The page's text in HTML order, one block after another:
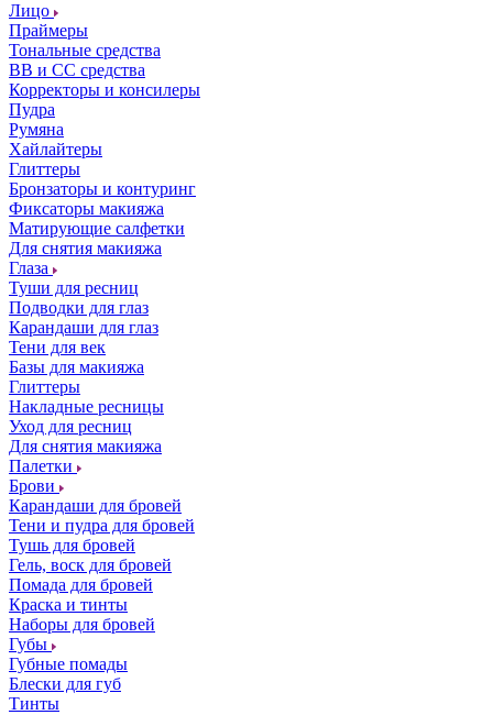
Лицо
Праймеры
Тональные средства
ВВ и СС средства
Корректоры и консилеры
Пудра
Румяна
Хайлайтеры
Глиттеры
Бронзаторы и контуринг
Фиксаторы макияжа
Матирующие салфетки
Для снятия макияжа
Глаза
Туши для ресниц
Подводки для глаз
Карандаши для глаз
Тени для век
Базы для макияжа
Глиттеры
Накладные ресницы
Уход для ресниц
Для снятия макияжа
Палетки
Брови
Карандаши для бровей
Тени и пудра для бровей
Тушь для бровей
Гель, воск для бровей
Помада для бровей
Краска и тинты
Наборы для бровей
Губы
Губные помады
Блески для губ
Тинты